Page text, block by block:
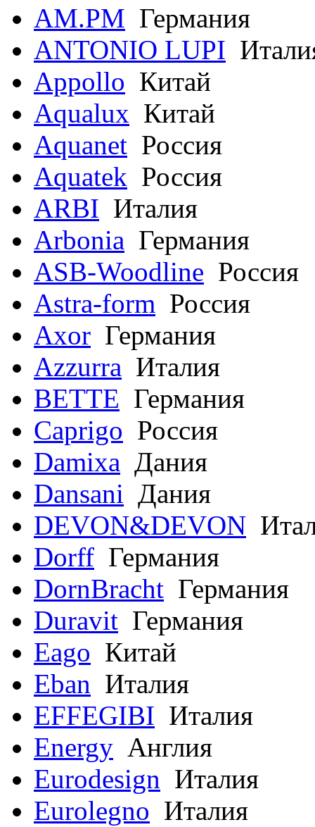
AM.PM Германия
ANTONIO LUPI
Appollo Китай
Aqualux Китай
Aquanet Россия
Aquatek Россия
ARBI Италия
Arbonia Германия
ASB-Woodline Россия
Astra-form Россия
Axor Германия
Azzurra Италия
BETTE Германия
Caprigo Россия
Damixa Дания
Dansani Дания
DEVON&DEVON
Dorff Германия
DornBracht Германия
Duravit Германия
Eago Китай
Eban Италия
EFFEGIBI Италия
Energy Англия
Eurodesign Италия
Eurolegno Италия